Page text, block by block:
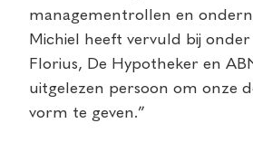
managementrollen en
Michiel heeft vervuld bij
Florius, De Hypotheker en
uitgelezen persoon om onze
vorm te geven.”